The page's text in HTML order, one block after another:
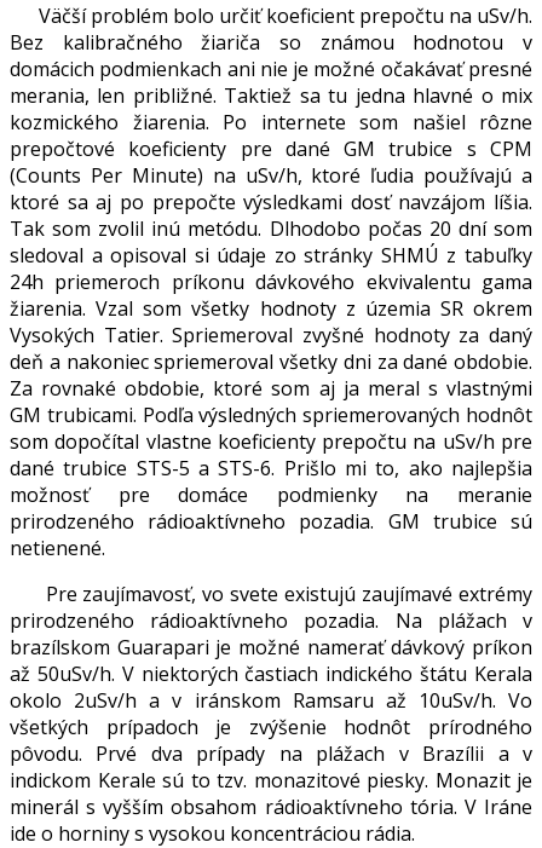
Väčší problém bolo určiť koeficient prepočtu na uSv/h.
Bez kalibračného žiariča so známou hodnotou v
domácich podmienkach ani nie je možné očakávať presné
merania, len približné. Taktiež sa tu jedna hlavné o mix
kozmického žiarenia. Po internete som našiel rôzne
prepočtové koeficienty pre dané GM trubice s CPM
(Counts Per Minute) na uSv/h, ktoré ľudia používajú a
ktoré sa aj po prepočte výsledkami dosť navzájom líšia.
Tak som zvolil inú metódu. Dlhodobo počas 20 dní som
sledoval a opisoval si údaje zo stránky SHMÚ z tabuľky
24h priemeroch príkonu dávkového ekvivalentu gama
žiarenia. Vzal som všetky hodnoty z územia SR okrem
Vysokých Tatier. Spriemeroval zvyšné hodnoty za daný
deň a nakoniec spriemeroval všetky dni za dané obdobie.
Za rovnaké obdobie, ktoré som aj ja meral s vlastnými
GM trubicami. Podľa výsledných spriemerovaných hodnôt
som dopočítal vlastne koeficienty prepočtu na uSv/h pre
dané trubice STS-5 a STS-6. Prišlo mi to, ako najlepšia
možnosť pre domáce podmienky na meranie
prirodzeného rádioaktívneho pozadia. GM trubice sú
netienené.
Pre zaujímavosť, vo svete existujú zaujímavé extrémy
prirodzeného rádioaktívneho pozadia. Na plážach v
brazílskom Guarapari je možné namerať dávkový príkon
až 50uSv/h. V niektorých častiach indického štátu Kerala
okolo 2uSv/h a v iránskom Ramsaru až 10uSv/h. Vo
všetkých prípadoch je zvýšenie hodnôt prírodného
pôvodu. Prvé dva prípady na plážach v Brazílii a v
indickom Kerale sú to tzv. monazitové piesky. Monazit je
minerál s vyšším obsahom rádioaktívneho tória. V Iráne
ide o horniny s vysokou koncentráciou rádia.